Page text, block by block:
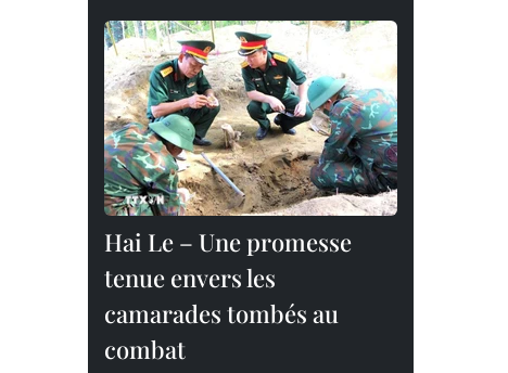
Hai Le – Une promesse
tenue envers les
camarades tombés au
combat